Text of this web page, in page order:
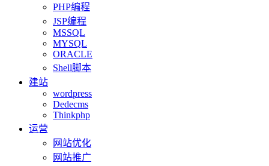
PHP编程
JSP编程
MSSQL
MYSQL
ORACLE
Shell脚本
建站
wordpress
Dedecms
Thinkphp
运营
网站优化
网站推广